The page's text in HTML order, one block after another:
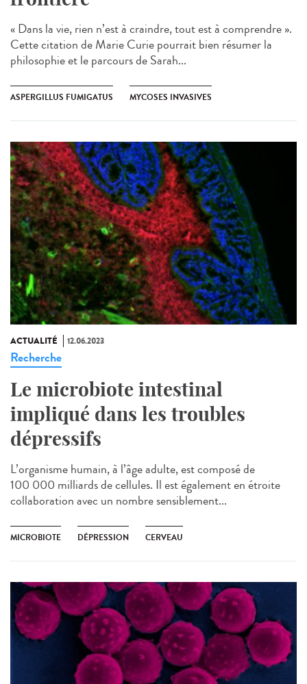
« Dans la vie, rien n’est à craindre, tout est à comprendre ».
Cette citation de Marie Curie pourrait bien résumer la
philosophie et le parcours de Sarah...
ASPERGILLUS FUMIGATUS MYCOSES INVASIVES
ACTUALITÉ 12.06.2023
Recherche
Le microbiote intestinal
impliqué dans les troubles
dépressifs
L’organisme humain, à l’âge adulte, est composé de
100 000 milliards de cellules. Il est également en étroite
collaboration avec un nombre sensiblement...
MICROBIOTE DÉPRESSION CERVEAU